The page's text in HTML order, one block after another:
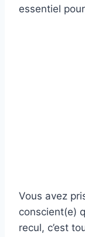
essentiel
Vous avez
conscient(e)
recul, c’est